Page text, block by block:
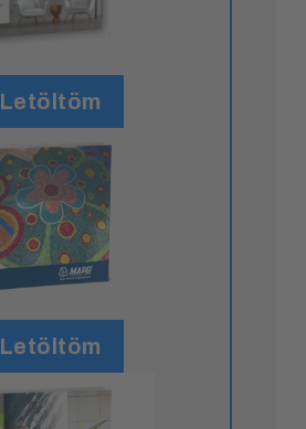
Letöltöm
Letöltöm